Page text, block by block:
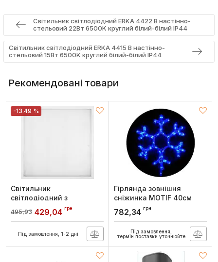
Світильник світлодіодний ERKA 4422 B настінно-
стельовий 22Вт 6500K круглий білий-білий IP44
Світильник світлодіодний ERKA 4415 B настінно-
стельовий 15Вт 6500K круглий білий-білий IP44
Рекомендовані товари
-13.49 %
Світильник
світлодіодний з
розсіювачем e.LED
Surface 600.Prisma 6500K,
E.NEXT
Артикул:l0850002
495,93 429,04 грн
Під замовлення, 1-2 дні
Гірлянда зовнішня
сніжинка MOTIF 40см
блимаюча (синє світло)
IP44 Delux
782,34 грн
Під замовлення,
термін поставки уточнюйте